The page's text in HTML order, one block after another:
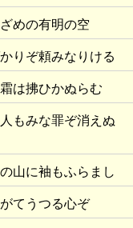
めの有明の空
りぞ頼みなりける
は拂ひかぬらむ
もみな罪ぞ消えぬ
の山に袖もふらまし
てうつる心ぞ